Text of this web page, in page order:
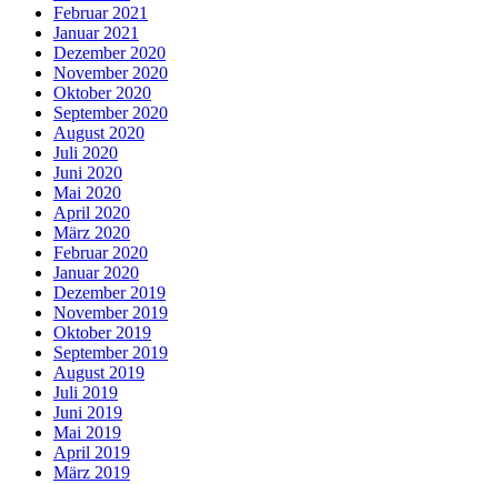
Februar 2021
Januar 2021
Dezember 2020
November 2020
Oktober 2020
September 2020
August 2020
Juli 2020
Juni 2020
Mai 2020
April 2020
März 2020
Februar 2020
Januar 2020
Dezember 2019
November 2019
Oktober 2019
September 2019
August 2019
Juli 2019
Juni 2019
Mai 2019
April 2019
März 2019